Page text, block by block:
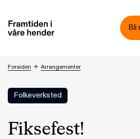
Bli
Forsiden → Arrangementer
Fiksefest!
Folkeverksted
Fiksefest!